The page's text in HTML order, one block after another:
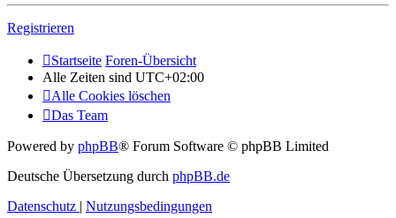
Registrieren
Startseite Foren-Übersicht
Alle Zeiten sind UTC+02:00
Alle Cookies löschen
Das Team
Powered by phpBB® Forum Software © phpBB Limited
Deutsche Übersetzung durch phpBB.de
Datenschutz | Nutzungsbedingungen